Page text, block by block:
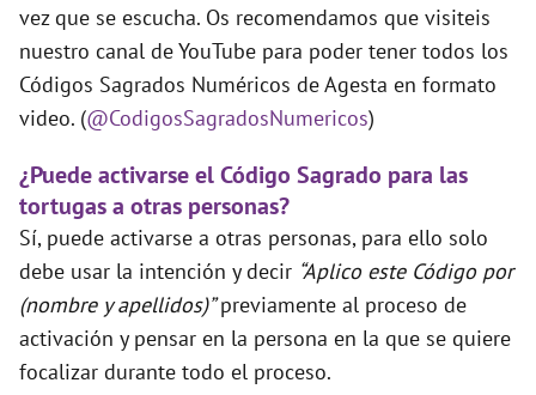
vez que se escucha. Os recomendamos que visiteis
nuestro canal de YouTube para poder tener todos los
Códigos Sagrados Numéricos de Agesta en formato
video. (@CodigosSagradosNumericos)
¿Puede activarse el Código Sagrado para las
tortugas a otras personas?
Sí, puede activarse a otras personas, para ello solo
debe usar la intención y decir “Aplico este Código por
(nombre y apellidos)”previamente al proceso de
activación y pensar en la persona en la que se quiere
focalizar durante todo el proceso.